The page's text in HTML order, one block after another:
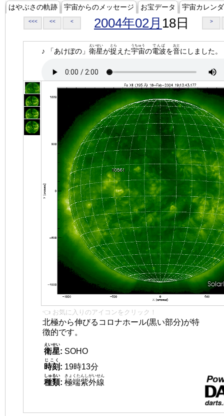
はやぶさの軌跡 宇宙からのメッセージ お宝データ 宇宙カレン
<<< << < 2004年02月 18日 >
♪ 「あけぼの」 衛星
えいせい
が捉
とら
えた宇宙
うちゅう
の電波
でんぱ
を音
おと
にしました。
👈 お気に入りのアイコンをクリック！
北極から伸びるコロナホール(黒い部分)が特
徴的です。
衛星
えいせい
: SOHO
時刻
じこく
: 19時13分
種類
しゅるい
: 極端紫外線
きょくたんしがいせん